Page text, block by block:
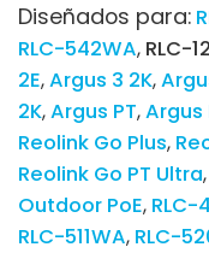
Diseñados para:
RLC-542WA RLC-
2E Argus 3 2K
2K Argus PT Argus
Reolink Go Plus
Reolink Go PT Ultra
Outdoor PoE RLC-
RLC-511WA RLC-